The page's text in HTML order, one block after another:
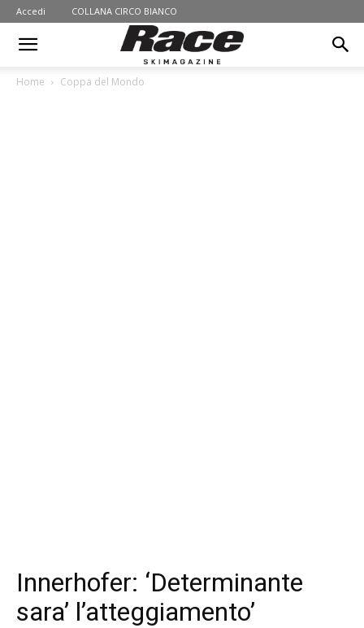
Accedi COLLANA CIRCO BIANCO
Home Coppa del Mondo
Innerhofer: ‘Determinante
sara’ l’atteggiamento’